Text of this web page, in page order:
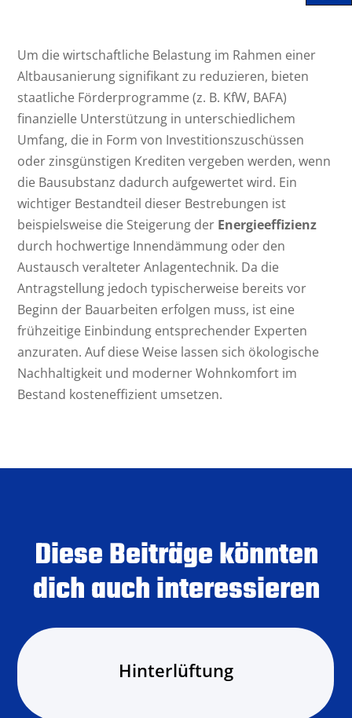
Um die wirtschaftliche Belastung im Rahmen einer
Altbausanierung signifikant zu reduzieren, bieten
staatliche Förderprogramme (z. B. KfW, BAFA)
finanzielle Unterstützung in unterschiedlichem
Umfang, die in Form von Investitionszuschüssen
oder zinsgünstigen Krediten vergeben werden, wenn
die Bausubstanz dadurch aufgewertet wird. Ein
wichtiger Bestandteil dieser Bestrebungen ist
beispielsweise die Steigerung der Energieeffizienz
durch hochwertige Innendämmung oder den
Austausch veralteter Anlagentechnik. Da die
Antragstellung jedoch typischerweise bereits vor
Beginn der Bauarbeiten erfolgen muss, ist eine
frühzeitige Einbindung entsprechender Experten
anzuraten. Auf diese Weise lassen sich ökologische
Nachhaltigkeit und moderner Wohnkomfort im
Bestand kosteneffizient umsetzen.
Diese Beiträge könnten
dich auch interessieren
Hinterlüftung